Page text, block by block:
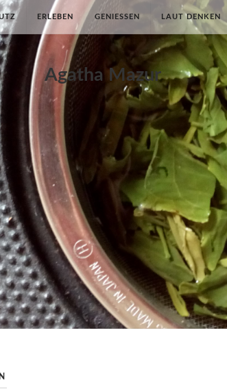
ERLEBEN GENIESSEN LAUT DENKEN
Agatha Mazur